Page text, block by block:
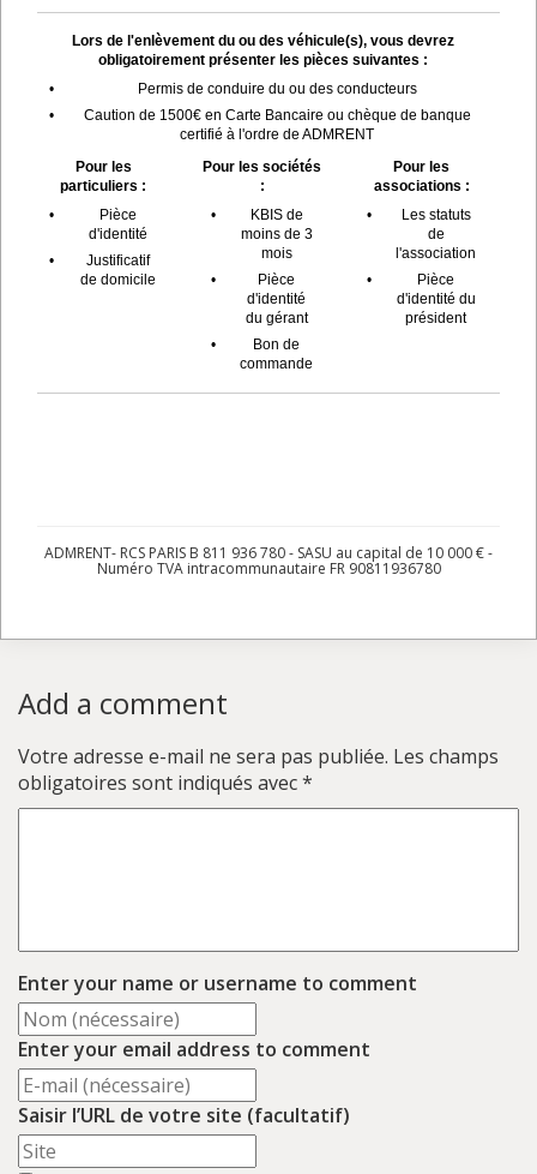
Lors de l'enlèvement du ou des véhicule(s), vous devrez
obligatoirement présenter les pièces suivantes :
•
Permis de conduire du ou des conducteurs
•
Caution de 1500€ en Carte Bancaire ou chèque de banque
certifié à l'ordre de ADMRENT
Pour les
particuliers :
•
Pièce
d'identité
•
Justificatif
de domicile
Pour les sociétés
:
•
KBIS de
moins de 3
mois
•
Pièce
d'identité
du gérant
•
Bon de
commande
Pour les
associations :
•
Les statuts
de
l'association
•
Pièce
d'identité du
président
ADMRENT- RCS PARIS B 811 936 780 - SASU au capital de 10 000 € -
Numéro TVA intracommunautaire FR 90811936780
Add a comment
Votre adresse e-mail ne sera pas publiée. Les champs
obligatoires sont indiqués avec*
Enter your name or username to comment
Enter your email address to comment
Saisir l’URL de votre site (facultatif)